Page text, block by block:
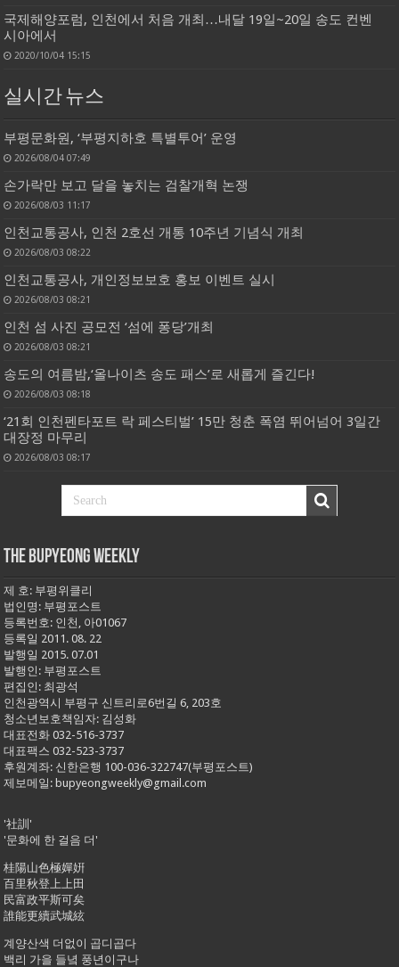
국제해양포럼, 인천에서 처음 개최…내달 19일~20일 송도 컨벤
시아에서
2020/10/04 15:15
실시간 뉴스
부평문화원, ‘부평지하호 특별투어’ 운영
2026/08/04 07:49
손가락만 보고 달을 놓치는 검찰개혁 논쟁
2026/08/03 11:17
인천교통공사, 인천 2호선 개통 10주년 기념식 개최
2026/08/03 08:22
인천교통공사, 개인정보보호 홍보 이벤트 실시
2026/08/03 08:21
인천 섬 사진 공모전 ‘섬에 퐁당’개최
2026/08/03 08:21
송도의 여름밤,‘올나이츠 송도 패스’로 새롭게 즐긴다!
2026/08/03 08:18
‘21회 인천펜타포트 락 페스티벌’ 15만 청춘 폭염 뛰어넘어 3일간
대장정 마무리
2026/08/03 08:17
THE BUPYEONG WEEKLY
제 호: 부평위클리
법인명: 부평포스트
등록번호: 인천, 아01067
등록일 2011. 08. 22
발행일 2015. 07.01
발행인: 부평포스트
편집인: 최광석
인천광역시 부평구 신트리로6번길 6, 203호
청소년보호책임자: 김성화
대표전화 032-516-3737
대표팩스 032-523-3737
후원계좌: 신한은행 100-036-322747(부평포스트)
제보메일: bupyeongweekly@gmail.com
'社訓'
'문화에 한 걸음 더'
桂陽山色極嬋姸
百里秋登上上田
民富政平斯可矣
誰能更續武城絃
계양산색 더없이 곱디곱다
백리 가을 들녘 풍년이구나